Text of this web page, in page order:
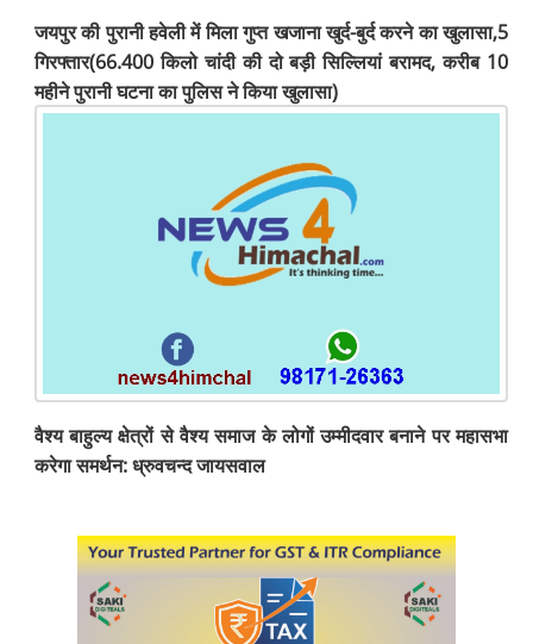
जयपुर की पुरानी हवेली में मिला गुप्त खजाना खुर्द-बुर्द करने का खुलासा,5
गिरफ्तार(66.400 किलो चांदी की दो बड़ी सिल्लियां बरामद, करीब 10
महीने पुरानी घटना का पुलिस ने किया खुलासा)
वैश्य बाहुल्य क्षेत्रों से वैश्य समाज के लोगों उम्मीदवार बनाने पर महासभा
करेगा समर्थन: ध्रुवचन्द जायसवाल